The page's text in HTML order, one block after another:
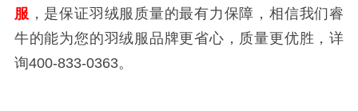
服 ，是保证羽绒服质量的最有力保障，相信我们睿
牛的能为您的羽绒服品牌更省心，质量更优胜，详
询400-833-0363。